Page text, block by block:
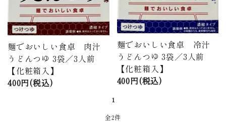
特定商取引法について
お問い合わせ
ページ一覧
麺でおいしい食卓 肉汁
うどんつゆ 3袋／3人前
【化粧箱入】
400円(税込)
麺でおいしい食卓 冷汁
うどんつゆ 3袋／3人前
【化粧箱入】
400円(税込)
1
全2件